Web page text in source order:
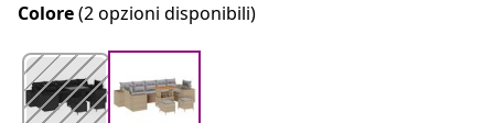
Colore(2 opzioni disponibili)